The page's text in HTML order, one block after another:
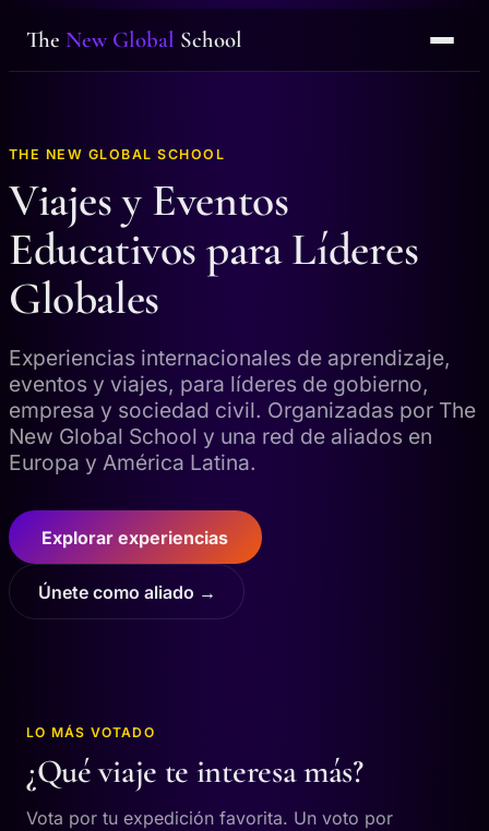
The New Global School
THE NEW GLOBAL SCHOOL
Viajes y Eventos
Educativos para Líderes
Globales
Experiencias internacionales de aprendizaje,
eventos y viajes, para líderes de gobierno,
empresa y sociedad civil. Organizadas por The
New Global School y una red de aliados en
Europa y América Latina.
Explorar experiencias
Únete como aliado →
LO MÁS VOTADO
¿Qué viaje te interesa más?
Vota por tu expedición favorita. Un voto por